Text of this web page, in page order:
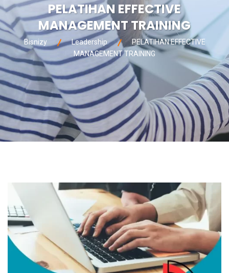
PELATIHAN EFFECTIVE
MANAGEMENT TRAINING
Bisnizy Leadership
PELATIHAN EFFECTIVE
MANAGEMENT TRAINING